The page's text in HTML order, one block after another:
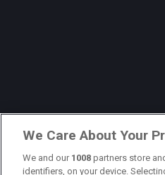
We Care About Your
We and our 1008 partners store
identifiers, on your device.